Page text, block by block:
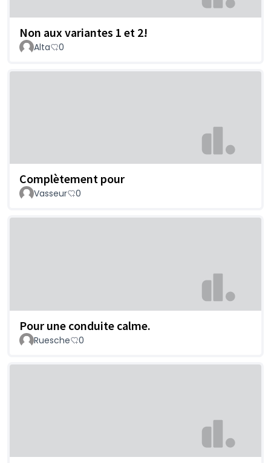
Non aux variantes 1 et 2!
Alta 0
Complètement pour
Vasseur 0
Pour une conduite calme.
Ruesche 0